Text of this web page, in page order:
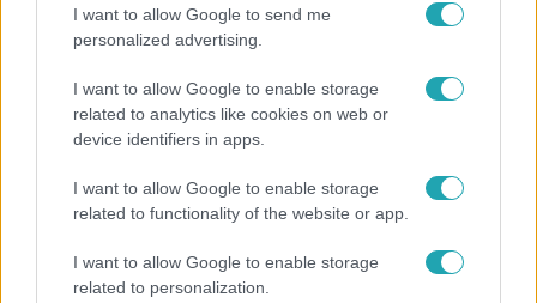
I want to allow Google to send me
personalized advertising.
I want to allow Google to enable storage
related to analytics like cookies on web or
device identifiers in apps.
I want to allow Google to enable storage
related to functionality of the website or app.
I want to allow Google to enable storage
related to personalization.
megkeresésekkel kapcsolatban